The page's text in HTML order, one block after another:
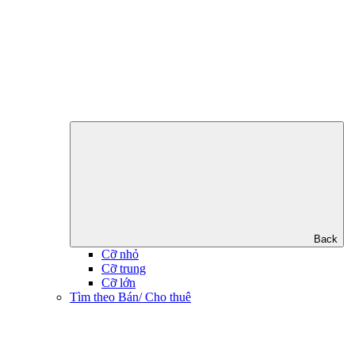
Back
Cỡ nhỏ
Cỡ trung
Cỡ lớn
Tìm theo Bán/ Cho thuê